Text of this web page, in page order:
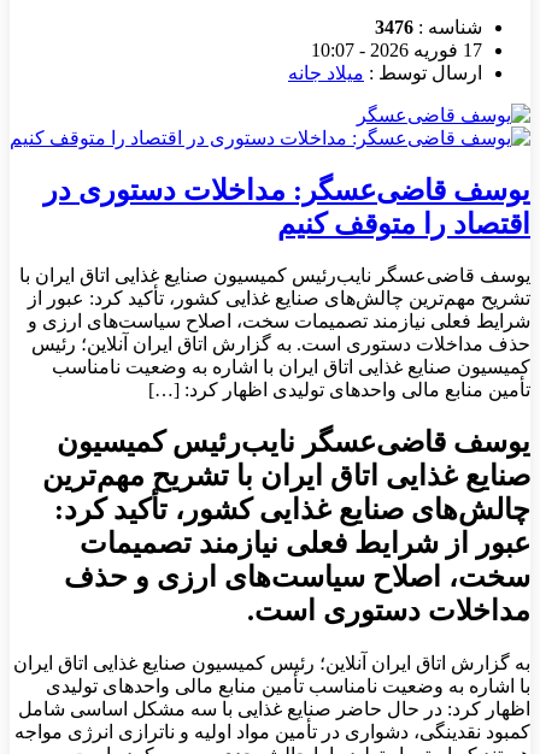
شناسه : 3476
17 فوریه 2026 - 10:07
ارسال توسط : میلاد جانه
یوسف قاضی‌عسگر: مداخلات دستوری در
اقتصاد را متوقف کنیم
یوسف قاضی‌عسگر نایب‌رئیس کمیسیون صنایع غذایی اتاق ایران با
تشریح مهم‌ترین چالش‌های صنایع غذایی کشور، تأکید کرد: عبور از
شرایط فعلی نیازمند تصمیمات سخت، اصلاح سیاست‌های ارزی و
حذف مداخلات دستوری است. به گزارش اتاق ایران آنلاین؛ رئیس
کمیسیون صنایع غذایی اتاق ایران با اشاره به وضعیت نامناسب
تأمین منابع مالی واحدهای تولیدی اظهار کرد: […]
یوسف قاضی‌عسگر نایب‌رئیس کمیسیون
صنایع غذایی اتاق ایران با تشریح مهم‌ترین
چالش‌های صنایع غذایی کشور، تأکید کرد:
عبور از شرایط فعلی نیازمند تصمیمات
سخت، اصلاح سیاست‌های ارزی و حذف
مداخلات دستوری است.
به گزارش اتاق ایران آنلاین؛ رئیس کمیسیون صنایع غذایی اتاق ایران
با اشاره به وضعیت نامناسب تأمین منابع مالی واحدهای تولیدی
اظهار کرد: در حال حاضر صنایع غذایی با سه مشکل اساسی شامل
کمبود نقدینگی، دشواری در تأمین مواد اولیه و ناترازی انرژی مواجه